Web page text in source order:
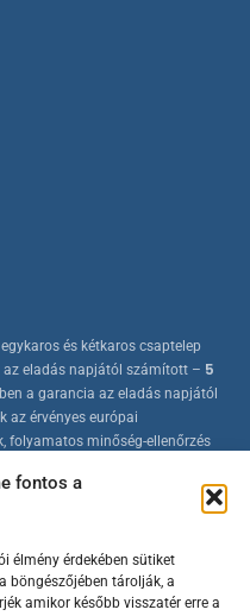
fontos a
élmény érdekében sütiket
böngészőjében tárolják, a
amikor később visszatér erre a
és kétkaros csaptelep
az eladás napjától számított – 5
a garancia az eladás napjától
az érvényes európai
folyamatos minőség-ellenőrzés